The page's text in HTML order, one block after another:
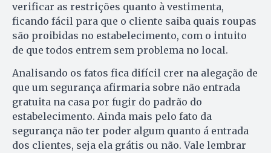
verificar as restrições quanto à vestimenta,
ficando fácil para que o cliente saiba quais roupas
são proibidas no estabelecimento, com o intuito
de que todos entrem sem problema no local.
Analisando os fatos fica difícil crer na alegação de
que um segurança afirmaria sobre não entrada
gratuita na casa por fugir do padrão do
estabelecimento. Ainda mais pelo fato da
segurança não ter poder algum quanto á entrada
dos clientes, seja ela grátis ou não. Vale lembrar